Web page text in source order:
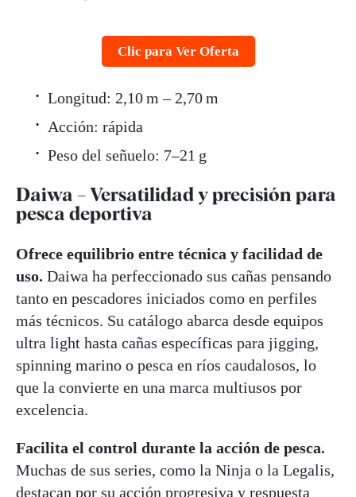
Clic para Ver Oferta
Longitud: 2,10 m – 2,70 m
Acción: rápida
Peso del señuelo: 7–21 g
Daiwa – Versatilidad y precisión para
pesca deportiva
Ofrece equilibrio entre técnica y facilidad de
uso. Daiwa ha perfeccionado sus cañas pensando
tanto en pescadores iniciados como en perfiles
más técnicos. Su catálogo abarca desde equipos
ultra light hasta cañas específicas para jigging,
spinning marino o pesca en ríos caudalosos, lo
que la convierte en una marca multiusos por
excelencia.
Facilita el control durante la acción de pesca.
Muchas de sus series, como la Ninja o la Legalis,
destacan por su acción progresiva y respuesta